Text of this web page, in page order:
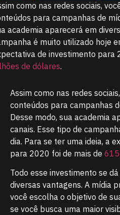
como nas redes sociais,
para campanhas de
academia aparecerá em
é muito utilizado hoje
de investimento para
de dólares.
Assim como nas redes
conteúdos para campanhas
Desse modo, sua academia
canais. Esse tipo de
dia. Para se ter uma ideia, a
para 2020 foi de mais de
Todo esse investimento se
diversas vantagens. A mídia
você escolha o objetivo de
se você busca uma maior